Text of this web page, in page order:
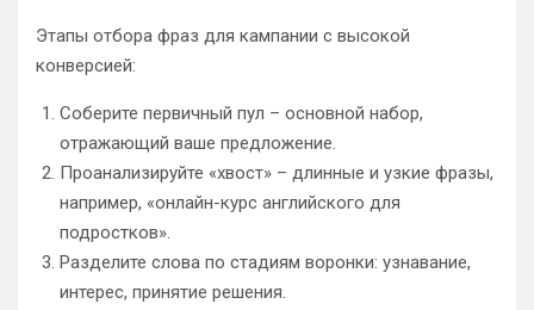
Этапы отбора фраз для кампании с высокой
конверсией:
Соберите первичный пул – основной набор,
отражающий ваше предложение.
Проанализируйте «хвост» – длинные и узкие фразы,
например, «онлайн-курс английского для
подростков».
Разделите слова по стадиям воронки: узнавание,
интерес, принятие решения.